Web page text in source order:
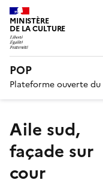
MINISTÈRE
DE LA CULTURE
POP
Plateforme ouverte
aile sud,
façade sur
cour